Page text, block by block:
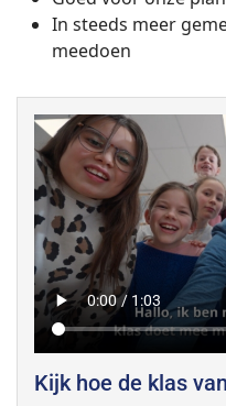
In steeds meer
meedoen
Kijk hoe de klas